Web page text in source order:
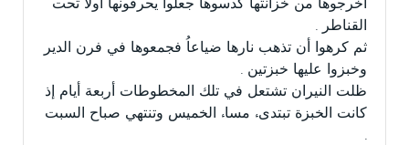
أخرجوها من خزانتها كدسوها جعلوا يحرقونها أولا تحت
القناطر .
ثم كرهوا أن تذهب نارها ضياعاُ فجمعوها في فرن الدير
وخبزوا عليها خبزتين .
ظلت النيران تشتعل في تلك المخطوطات أربعة أيام إذ
كانت الخبزة تبتدىء مساء الخميس وتنتهي صباح السبت
.